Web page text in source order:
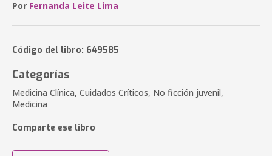
Por Fernanda Leite Lima
Código del libro: 649585
Categorías
Medicina Clínica, Cuidados Críticos, No ficción juvenil,
Medicina
Comparte ese libro